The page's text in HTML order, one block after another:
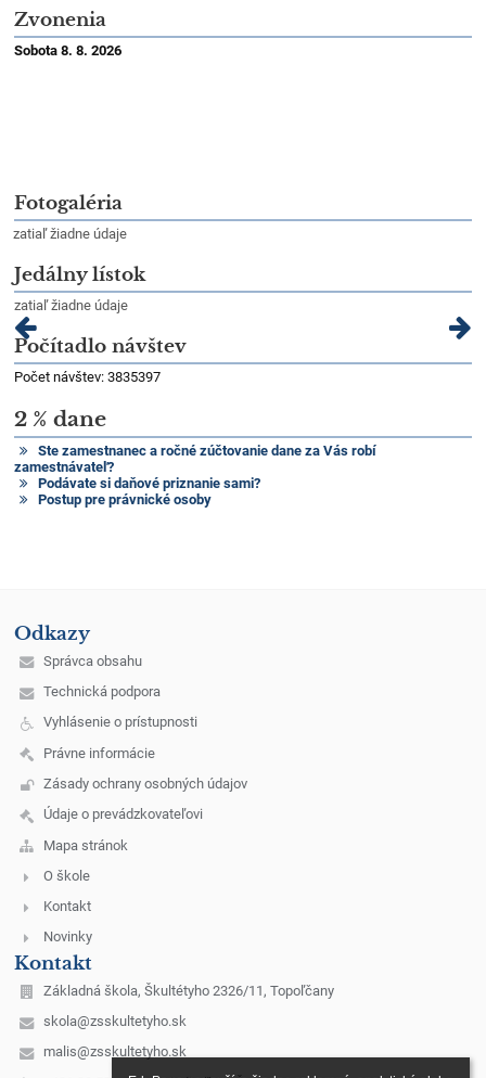
Zvonenia
Sobota 8. 8. 2026
Fotogaléria
zatiaľ žiadne údaje
Jedálny lístok
zatiaľ žiadne údaje
Počítadlo návštev
Počet návštev: 3835397
2 % dane
Ste zamestnanec a ročné zúčtovanie dane za Vás robí
zamestnávateľ?
Podávate si daňové priznanie sami?
Postup pre právnické osoby
Odkazy
Správca obsahu
Technická podpora
Vyhlásenie o prístupnosti
Právne informácie
Zásady ochrany osobných údajov
Údaje o prevádzkovateľovi
Mapa stránok
O škole
Kontakt
Novinky
Kontakt
Základná škola, Škultétyho 2326/11, Topoľčany
skola@zsskultetyho.sk
malis@zsskultetyho.sk